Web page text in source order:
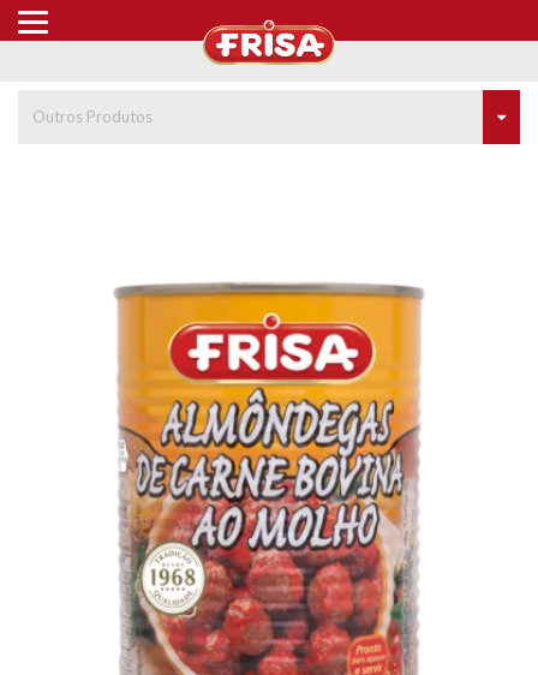
Outros Produtos